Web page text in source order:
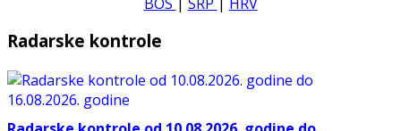
Radarske kontrole